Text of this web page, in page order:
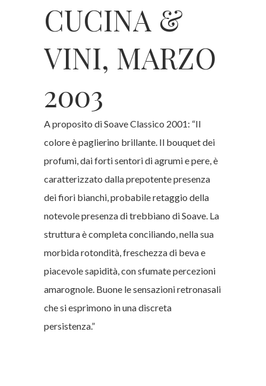
CUCINA &
VINI, MARZO
2003
A proposito di Soave Classico 2001: “Il
colore è paglierino brillante. Il bouquet dei
profumi, dai forti sentori di agrumi e pere, è
caratterizzato dalla prepotente presenza
dei fiori bianchi, probabile retaggio della
notevole presenza di trebbiano di Soave. La
struttura è completa conciliando, nella sua
morbida rotondità, freschezza di beva e
piacevole sapidità, con sfumate percezioni
amarognole. Buone le sensazioni retronasali
che si esprimono in una discreta
persistenza.”